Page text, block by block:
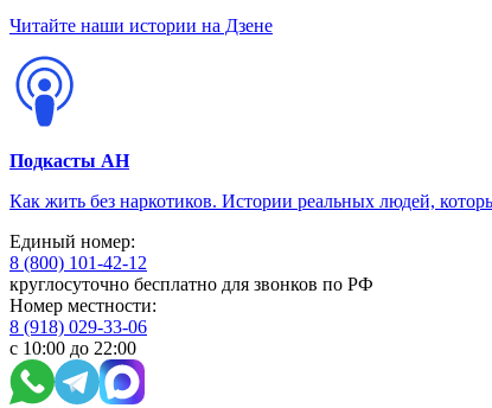
Читайте наши истории на Дзене
Подкасты АН
Как жить без наркотиков. Истории реальных людей,
Единый номер:
8 (800) 101-42-12
круглосуточно бесплатно для звонков по РФ
Номер местности:
8 (918) 029-33-06
с 10:00 до 22:00